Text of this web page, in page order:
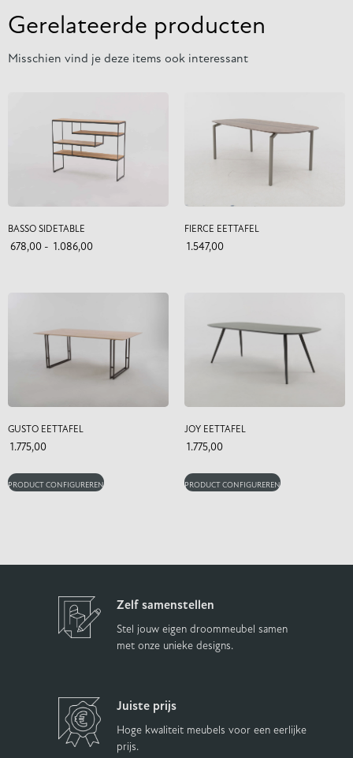
Gerelateerde producten
Misschien vind je deze items ook interessant
BASSO SIDETABLE
678,00 - 1.086,00
FIERCE EETTAFEL
1.547,00
GUSTO EETTAFEL
1.775,00
PRODUCT CONFIGUREREN
JOY EETTAFEL
1.775,00
PRODUCT CONFIGUREREN
Zelf samenstellen
Stel jouw eigen droommeubel samen
met onze unieke designs.
Juiste prijs
Hoge kwaliteit meubels voor een eerlijke
prijs.